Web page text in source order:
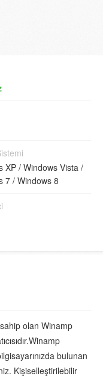
XP /Windows Vista /
7 /Windows 8
olan Winamp
bulunan
Kişiselleştirilebilir